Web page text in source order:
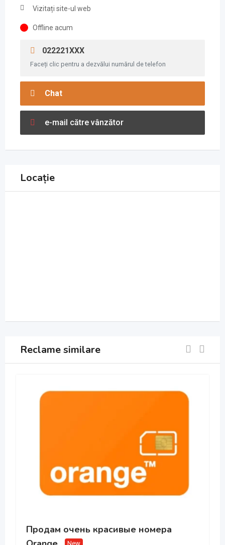
Vizitați site-ul web
Offline acum
022221XXX
Faceți clic pentru a dezvălui numărul de telefon
Chat
e-mail către vânzător
Locație
Reclame similare
Продам очень красивые номера
New